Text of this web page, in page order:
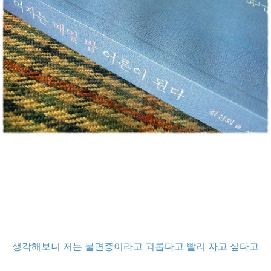
생각해보니 저는 불면증이라고 괴롭다고 빨리 자고 싶다고